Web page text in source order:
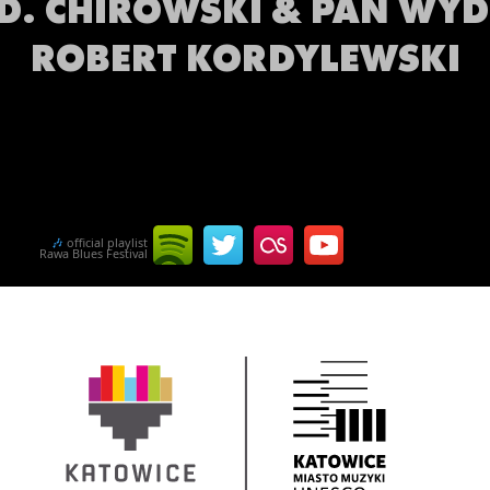
CHIROWSKI & PAN
ROBERT KORDYLEWSKI
🎶 official playlist
Rawa Blues Festival